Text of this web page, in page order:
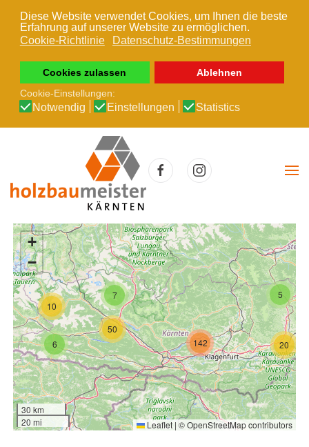
Diese Website verwendet Cookies, um Ihnen die beste
Erfahrung auf unserer Website zu ermöglichen.
Cookie-Richtlinie
Datenschutz-Bestimmungen
Cookies zulassen
Ablehnen
Cookie-Einstellungen:
Notwendig Einstellungen Statistics
Zum Hauptinhalt springen
10
6
5
20
7
50
142
+
−
30 km
20 mi
Leaflet | ©OpenStreetMapcontributors